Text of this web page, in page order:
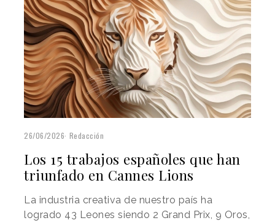
26/06/2026 Redacción
Los 15 trabajos españoles que han
triunfado en Cannes Lions
La industria creativa de nuestro país ha
logrado 43 Leones siendo 2 Grand Prix, 9 Oros,